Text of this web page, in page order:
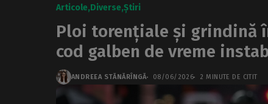
Articole Diverse Știri
Ploi torențiale și grindină
cod galben de vreme
ANDREEA STĂNĂRÎNGĂ 08/06/2026 2 MINUTE DE CITIT